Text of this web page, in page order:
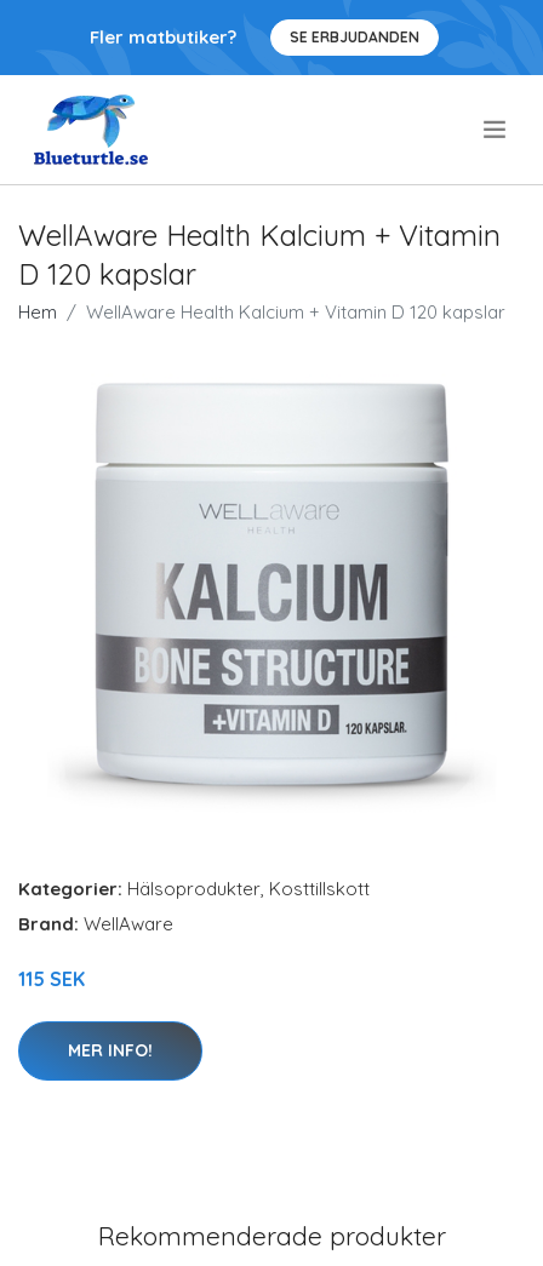
Fler matbutiker? SE ERBJUDANDEN
WellAware Health Kalcium + Vitamin
D 120 kapslar
Hem WellAware Health Kalcium + Vitamin D 120 kapslar
Kategorier: Hälsoprodukter, Kosttillskott
Brand: WellAware
115 SEK
MER INFO!
Rekommenderade produkter